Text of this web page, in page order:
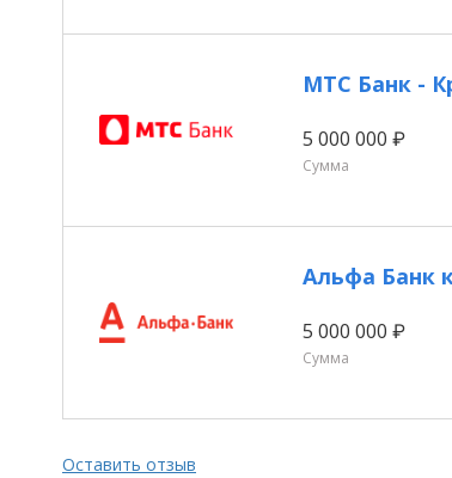
МТС Банк -
5 000 000 ₽
Сумма
Альфа Банк
5 000 000 ₽
Сумма
Оставить отзыв